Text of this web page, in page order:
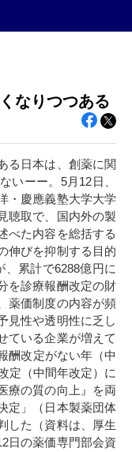
なりつつある
る日本は、創薬に関
いーー。5月12日、
・慶應義塾大学大学
聴取で、国内外の製
べた内容を総括する
伸びを抑制する目的
累計で6288億円に
を診療報酬改定の財
薬価制度の内容が頻
見性や透明性に乏し
ている企業が増えて
酬改定がない年（中
定（中間年改定）に
療の質の向上』を両
定」（日本製薬団体
した（資料は、厚生
日の薬価専門部会資